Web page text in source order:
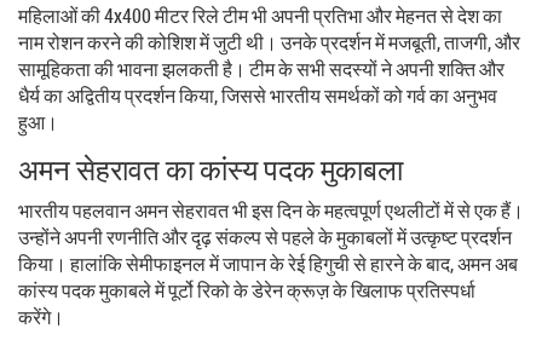
महिलाओं की 4x400 मीटर रिले टीम भी अपनी प्रतिभा और मेहनत से देश का
नाम रोशन करने की कोशिश में जुटी थी। उनके प्रदर्शन में मजबूती, ताजगी, और
सामूहिकता की भावना झलकती है। टीम के सभी सदस्यों ने अपनी शक्ति और
धैर्य का अद्वितीय प्रदर्शन किया, जिससे भारतीय समर्थकों को गर्व का अनुभव
हुआ।
अमन सेहरावत का कांस्य पदक मुकाबला
भारतीय पहलवान अमन सेहरावत भी इस दिन के महत्वपूर्ण एथलीटों में से एक हैं।
उन्होंने अपनी रणनीति और दृढ़ संकल्प से पहले के मुकाबलों में उत्कृष्ट प्रदर्शन
किया। हालांकि सेमीफाइनल में जापान के रेई हिगुची से हारने के बाद, अमन अब
कांस्य पदक मुकाबले में पूर्टो रिको के डेरेन क्रूज़ के खिलाफ प्रतिस्पर्धा
करेंगे।